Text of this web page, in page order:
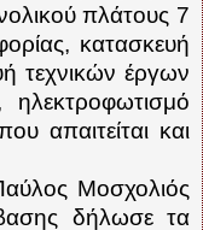
πλάτους 7
κατασκευή
τεχνικών έργων
ηλεκτροφωτισμό
απαιτείται και
Μοσχολιός
δήλωσε τα